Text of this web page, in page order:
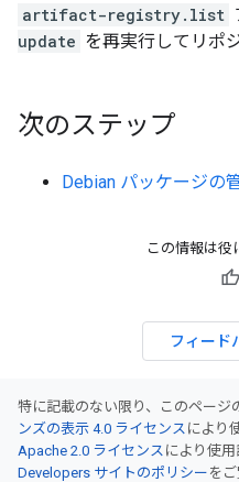
artifact-registry.list
update を再実行してリポ
次のステップ
Debian パッケージの
この情報は役
フィード
特に記載のない限り、このページ
ンズの表示 4.0 ライセンス により
Apache 2.0 ライセンス により使用
Developers サイトのポリシー を